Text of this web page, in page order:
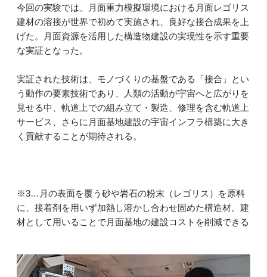
今回の実験では、月面重力模擬環境における月面レゴリス
建材の溶接が世界で初めて実施され、良好な接合成果を上
げた。月面資源を活用した構造物建設の実現性を示す重要
な実証となった。
実証された技術は、モノづくりの基盤である「接合」とい
う動作の要素技術であり、人類の活動が宇宙へと広がりを
見せる中、軌道上での組み立て・製造、修理を含む軌道上
サービス、さらに月面基地建設の宇宙インフラ構築に大き
く貢献することが期待される。
※3…月の表面を覆う砂や岩石の粉末（レゴリス）を原料
に、接着剤を用いず加熱し溶かし合わせ固めた構造材。建
材として用いることで月面基地の建設コストを削減できる